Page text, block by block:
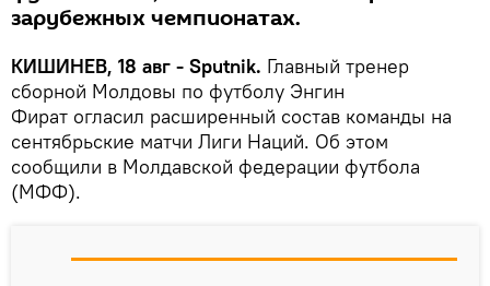
зарубежных чемпионатах.
КИШИНЕВ, 18 авг - Sputnik. Главный тренер
сборной Молдовы по футболу Энгин
Фират огласил расширенный состав команды на
сентябрьские матчи Лиги Наций. Об этом
сообщили в Молдавской федерации футбола
(МФФ).